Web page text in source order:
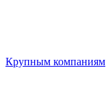
Крупным компаниям